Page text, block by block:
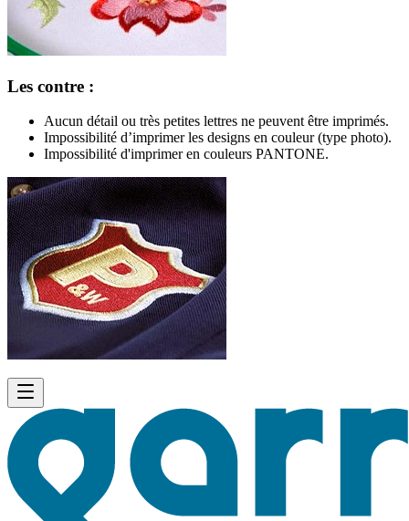
Les contre :
Aucun détail ou très petites lettres ne peuvent être imprimés.
Impossibilité d’imprimer les designs en couleur (type photo).
Impossibilité d'imprimer en couleurs PANTONE.